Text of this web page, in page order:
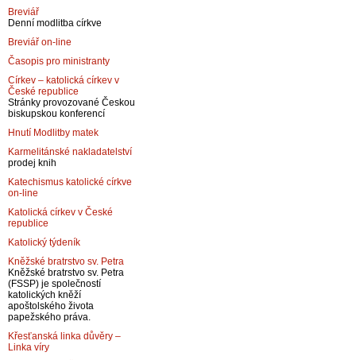
Breviář
Denní modlitba církve
Breviář on-line
Časopis pro ministranty
Církev – katolická církev v
České republice
Stránky provozované Českou
biskupskou konferencí
Hnutí Modlitby matek
Karmelitánské nakladatelství
prodej knih
Katechismus katolické církve
on-line
Katolická církev v České
republice
Katolický týdeník
Kněžské bratrstvo sv. Petra
Kněžské bratrstvo sv. Petra
(FSSP) je společností
katolických kněží
apoštolského života
papežského práva.
Křesťanská linka důvěry –
Linka víry